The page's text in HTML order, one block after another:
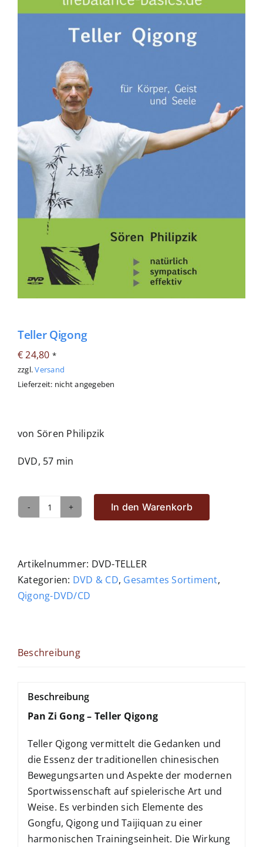
Fachbücher
Poster, Karten, Medien
Sonstiges
Abo
Teller Qigong
€24,80 *
zzgl.Versand
Lieferzeit: nicht angegeben
von Sören Philipzik
DVD, 57 min
Teller
In den Warenkorb
Artikelnummer: DVD-TELLER
Kategorien: DVD & CD, Gesamtes Sortiment,
Qigong-DVD/CD
Beschreibung
Beschreibung
Pan Zi Gong – Teller Qigong
Teller Qigong vermittelt die Gedanken und
die Essenz der traditionellen chinesischen
Bewegungsarten und Aspekte der modernen
Sportwissenschaft auf spielerische Art und
Weise. Es verbinden sich Elemente des
Gongfu, Qigong und Taijiquan zu einer
harmonischen Trainingseinheit. Die Wirkung